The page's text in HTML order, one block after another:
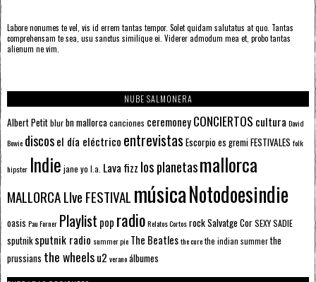
Labore nonumes te vel, vis id errem tantas tempor. Solet quidam salutatus at quo. Tantas
comprehensam te sea, usu sanctus similique ei. Viderer admodum mea et, probo tantas
alienum ne vim.
NUBE SALMONERA
Albert Petitblurbn mallorcacanciones ceremoneyCONCIERTOS cultura David
Bowie discosel día eléctrico entrevistas Escorpioes gremiFESTIVALES folk
hipster Indie jane yo l.a. Lava fizz los planetasmallorca
MALLORCA LIve FESTIVAL músicaNotodoesindie
oasis Pau Forner Playlist pop radioRelatos CortosrockSalvatge CorSEXY SADIE
sputnik sputnik radio summer pie The Beatlesthe curethe indian summerthe
prussians the wheelsu2 veranoálbumes